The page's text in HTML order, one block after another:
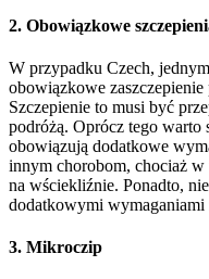
2. Obowiązkowe
W przypadku Czech,
obowiązkowe
Szczepienie to musi być
podróżą. Oprócz tego
obowiązują dodatkowe
innym chorobom, chociaż
na wściekliźnie. Ponadto,
dodatkowymi
3. Mikroczip